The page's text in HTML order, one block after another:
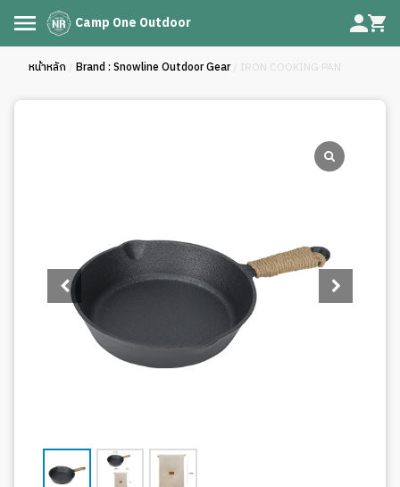
Camp One Outdoor
หน้าหลัก / Brand : Snowline Outdoor Gear/ IRON COOKING PAN